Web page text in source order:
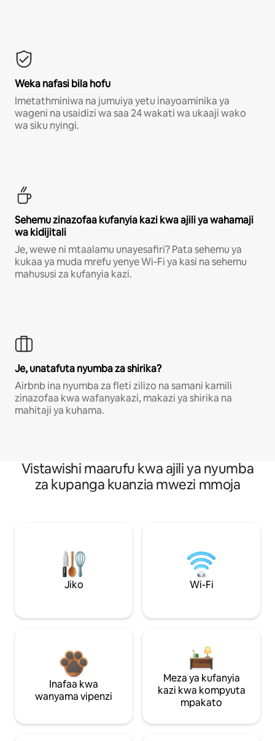
Weka nafasi bila hofu
Imetathminiwa na jumuiya yetu inayoaminika ya
wageni na usaidizi wa saa 24 wakati wa ukaaji wako
wa siku nyingi.
Sehemu zinazofaa kufanyia kazi kwa ajili ya wahamaji
wa kidijitali
Je, wewe ni mtaalamu unayesafiri? Pata sehemu ya
kukaa ya muda mrefu yenye Wi-Fi ya kasi na sehemu
mahususi za kufanyia kazi.
Je, unatafuta nyumba za shirika?
Airbnb ina nyumba za fleti zilizo na samani kamili
zinazofaa kwa wafanyakazi, makazi ya shirika na
mahitaji ya kuhama.
Vistawishi maarufu kwa ajili ya nyumba
za kupanga kuanzia mwezi mmoja
Jiko Wi-Fi
Inafaa kwa
wanyama vipenzi
Meza ya kufanyia
kazi kwa kompyuta
mpakato